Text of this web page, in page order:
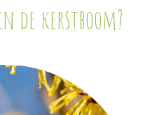
de kerstboom?